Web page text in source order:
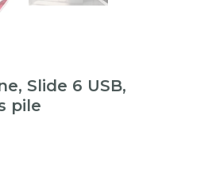
Slide 6 USB,
pile